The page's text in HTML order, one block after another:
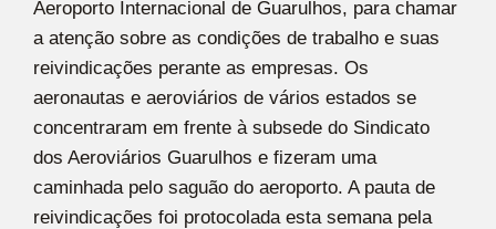
Aeroporto Internacional de Guarulhos, para chamar
a atenção sobre as condições de trabalho e suas
reivindicações perante as empresas. Os
aeronautas e aeroviários de vários estados se
concentraram em frente à subsede do Sindicato
dos Aeroviários Guarulhos e fizeram uma
caminhada pelo saguão do aeroporto. A pauta de
reivindicações foi protocolada esta semana pela